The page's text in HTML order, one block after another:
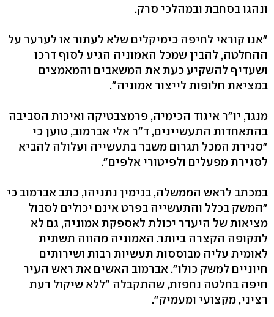
ונהגו בסחבת ובמהלכי סרק.
"אנו קוראי לחיפה כימיקלים שלא לעתור או לערער על
ההחלטה, להבין שמכל האמוניה הגיע לסוף דרכו
ושעדיף להשקיע כעת את המשאבים והמאמצים
במציאת חלופות לייצור אמוניה".
מנגד, יו"ר איגוד הכימיה, פרמצבטיקה ואיכות הסביבה
בהתאחדות התעשיינים, ד"ר אלי אברמוב, טוען כי
"סגירת המכל תגרום משבר בתעשייה ועלולה להביא
לסגירת מפעלים ולפיטורי אלפים".
במכתב לראש הממשלה, בנימין נתניהו, כתב אברמוב כי
"המשק בכלל והתעשייה בפרט אינם יכולים לסבול
מציאות של היעדר יכולת לאספקת אמוניה, גם לא
לתקופה הקצרה ביותר. האמוניה מהווה תשתית
לאומית עליה מבוססות תעשיות רבות ושירותים
חיוניים למשק כולו". אברמוב האשים את ראש העיר
חיפה בחלטה נחפזת, שהתקבלה "ללא שיקול דעת
רציני, מקצועי ומעמיק".